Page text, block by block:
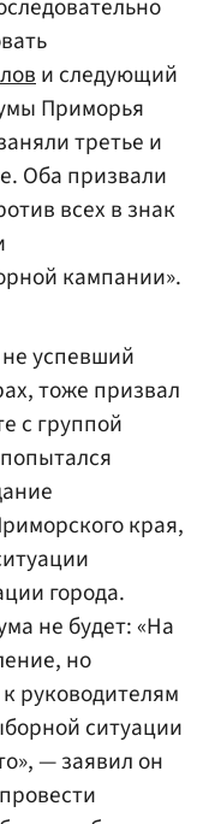
и следующий
Приморья
третье и
Оба призвали
всех в знак
кампании».
успевший
тоже призвал
с группой
края,
города.
не будет: «На
но
руководителям
ситуации
— заявил он